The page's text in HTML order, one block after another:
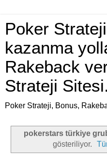
Poker
kazanma
Rakeback
Strateji
Poker Strateji, Bonus,
pokerstars türkiye
gösteriliyor.